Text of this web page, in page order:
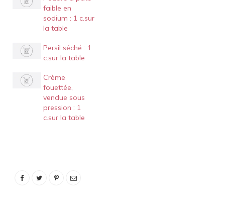
faible en
sodium : 1 c.sur
la table
Persil séché : 1
c.sur la table
Crème
fouettée,
vendue sous
pression : 1
c.sur la table